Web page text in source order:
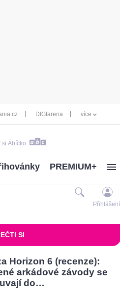
DIGIarena více
si Ábíčko
PREMIUM+
Přihlášení
SI